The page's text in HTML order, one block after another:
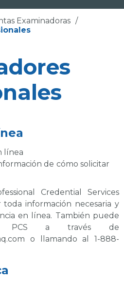
Examinadoras /
línea
de cómo solicitar
Credential Services
toda información necesaria y
en línea. También puede
PCS a través de
o llamando al 1-888-